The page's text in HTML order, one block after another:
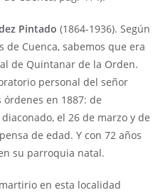
Pintado (1864-1936). Según
Cuenca, sabemos que era
de Quintanar de la Orden.
personal del señor
en 1887: de
el 26 de marzo y de
de edad. Y con 72 años
su parroquia natal.
en esta localidad